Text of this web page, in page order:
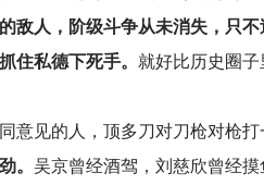
敌人，阶级斗争从未消失，只
住私德下死手。 就好比历史圈子
意见的人，顶多刀对刀枪对枪
。 吴京曾经酒驾，刘慈欣曾经